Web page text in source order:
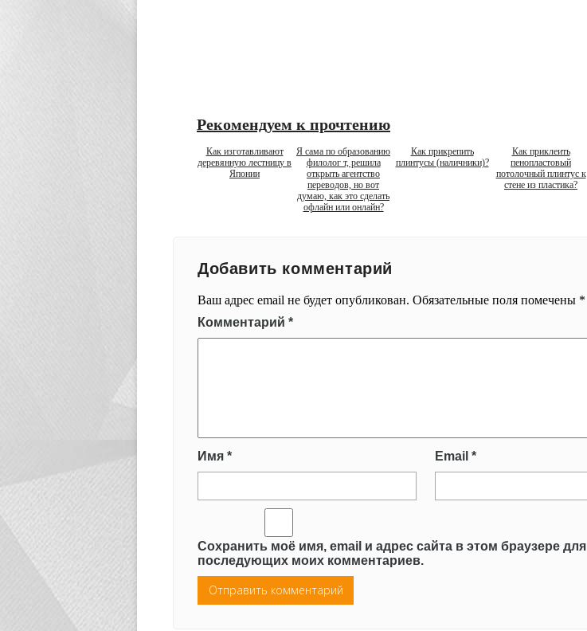
Рекомендуем к прочтению
Как изготавливают
деревянную лестницу в
Японии
Я сама по образованию
филолог т, решила
открыть агентство
переводов, но вот
думаю, как это сделать
офлайн или онлайн?
Как прикрепить
плинтусы (наличники)?
Как приклеить
пенопластовый
потолочный плинтус к
стене из пластика?
Добавить комментарий
Ваш адрес email не будет опубликован. Обязательные поля помечены *
Комментарий *
Имя * Email *
Сохранить моё имя, email и адрес сайта в этом браузере для
последующих моих комментариев.